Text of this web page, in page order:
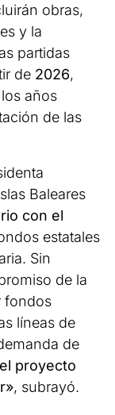
obras,
y la
partidas
de 2026,
años
de las
Baleares
con el
estatales
Sin
de la
fondos
líneas de
de
proyecto
, subrayó.